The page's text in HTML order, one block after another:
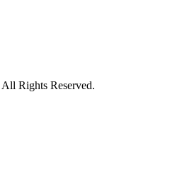
Rights Reserved.